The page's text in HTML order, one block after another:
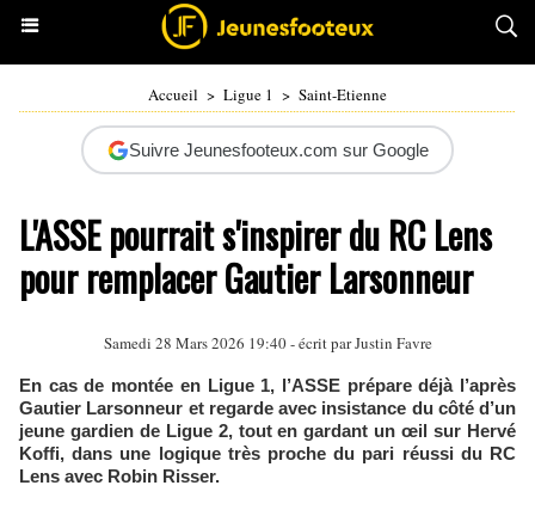
Accueil > Ligue 1 > Saint-Etienne
Suivre Jeunesfooteux.com sur Google
L'ASSE pourrait s'inspirer du RC Lens
pour remplacer Gautier Larsonneur
Samedi 28 Mars 2026 19:40 - écrit parJustin Favre
En cas de montée en Ligue 1, l’ASSE prépare déjà l’après
Gautier Larsonneur et regarde avec insistance du côté d’un
jeune gardien de Ligue 2, tout en gardant un œil sur Hervé
Koffi, dans une logique très proche du pari réussi du RC
Lens avec Robin Risser.